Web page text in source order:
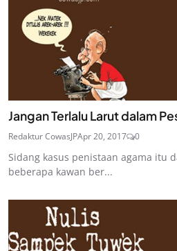
Jangan Terlalu Larut dalam
Redaktur CowasJPApr 20, 2017 0
Sidang kasus penistaan agama itu
beberapa kawan ber...